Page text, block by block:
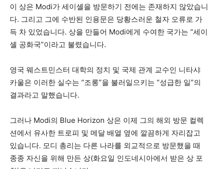
이 상은 Modi가 세이셸을 방문하기 전에는 존재하지 않았습니
다. 그리고 그에 수반된 인용문은 당황스러운 철자 오류로 가
득 차 있었습니다. 상을 만들어 Modi에게 수여한 국가는 “세이
셸 공화국”이라고 불렸습니다.
영국 웨스트민스터 대학의 정치 및 국제 관계 교수인 니타샤
카울은 이러한 실수는 “조롱”을 불러일으키는 “성급한 일”의
결과라고 말했습니다.
그러나 Modi의 Blue Horizon 상은 이제 그의 해외 방문 컬렉
션에서 유사한 트로피 및 메달 배열 옆에 깔끔하게 자리잡고
있습니다. 모디 총리는 다른 나라를 외교적으로 방문했을 때
종종 자신을 위해 만든 상(화요일 인도네시아에서 받은 상 포